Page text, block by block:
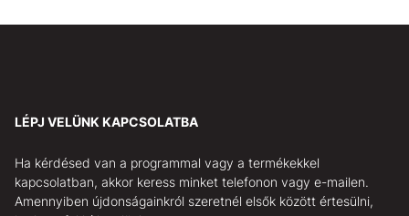
LÉPJ VELÜNK KAPCSOLATBA
Ha kérdésed van a programmal vagy a termékekkel
kapcsolatban, akkor keress minket telefonon vagy e-mailen.
Amennyiben újdonságainkról szeretnél elsők között értesülni,